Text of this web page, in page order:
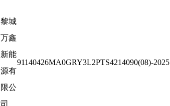
黎城
万鑫
新能
源有
限公
司
91140426MA0GRY3L2PTS4214090(08)-2025